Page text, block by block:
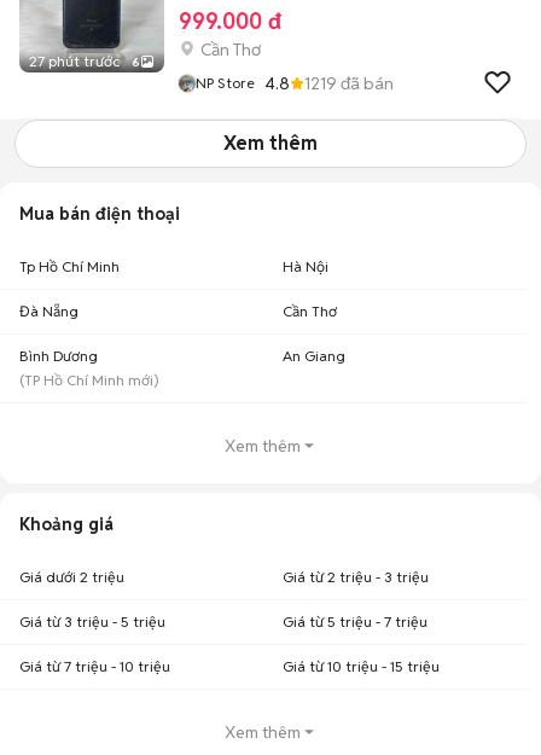
27 phút trước 6
999.000 đ
Cần Thơ
NP Store 4.8 1219 đã bán
Xem thêm
Mua bán điện thoại
Tp Hồ Chí Minh Hà Nội
Đà Nẵng Cần Thơ
Bình Dương
(TP Hồ Chí Minh mới)
An Giang
Xem thêm
Khoảng giá
Giá dưới 2 triệu Giá từ 2 triệu - 3 triệu
Giá từ 3 triệu - 5 triệu Giá từ 5 triệu - 7 triệu
Giá từ 7 triệu - 10 triệu Giá từ 10 triệu - 15 triệu
Xem thêm